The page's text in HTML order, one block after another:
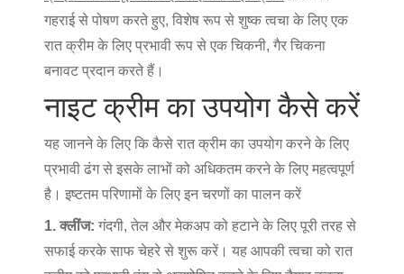
गहराई से पोषण करते हुए, विशेष रूप से शुष्क त्वचा के लिए एक
रात क्रीम के लिए प्रभावी रूप से एक चिकनी, गैर चिकना
बनावट प्रदान करते हैं।
नाइट क्रीम का उपयोग कैसे करें
यह जानने के लिए कि कैसे रात क्रीम का उपयोग करने के लिए
प्रभावी ढंग से इसके लाभों को अधिकतम करने के लिए महत्वपूर्ण
है। इष्टतम परिणामों के लिए इन चरणों का पालन करें
1. क्लींज: गंदगी, तेल और मेकअप को हटाने के लिए पूरी तरह से
सफाई करके साफ चेहरे से शुरू करें। यह आपकी त्वचा को रात